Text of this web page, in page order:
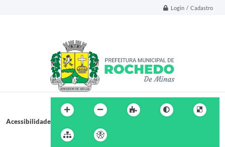
Login / Cadastro
Acessibilidade